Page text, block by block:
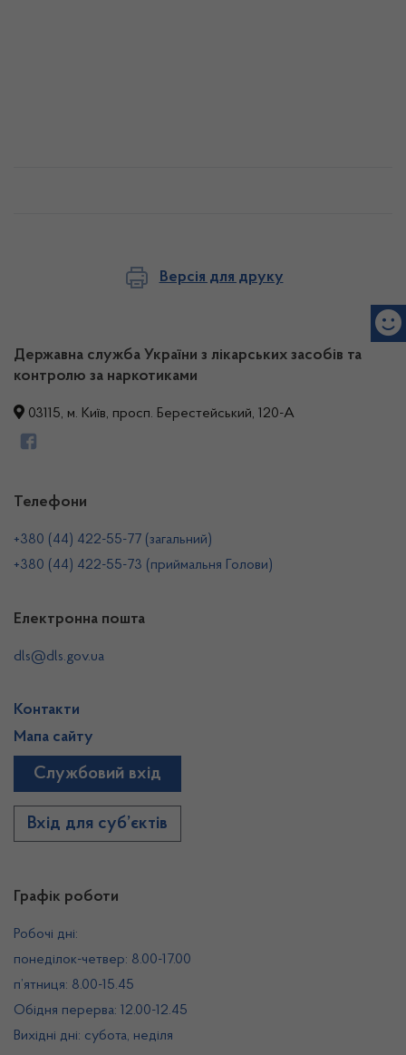
Версія для друку
Державна служба України з лікарських засобів та
контролю за наркотиками
03115, м. Київ, просп. Берестейський, 120-А
Графік роботи
Робочі дні:
понеділок-четвер: 8.00-17.00
п’ятниця: 8.00-15.45
Обідня перерва: 12.00-12.45
Вихідні дні: субота, неділя
Телефони
+380 (44) 422-55-77 (загальний)
+380 (44) 422-55-73 (приймальня Голови)
Електронна пошта
dls@dls.gov.ua
Контакти
Мапа сайту
Службовий вхід
Вхід для суб’єктів